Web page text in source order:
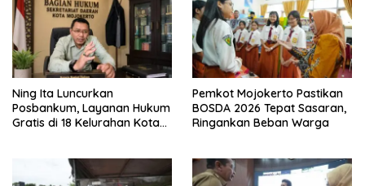
Ning Ita Luncurkan
Posbankum, Layanan Hukum
Gratis di 18 Kelurahan Kota
Pemkot Mojokerto Pastikan
BOSDA 2026 Tepat Sasaran,
Ringankan Beban Warga